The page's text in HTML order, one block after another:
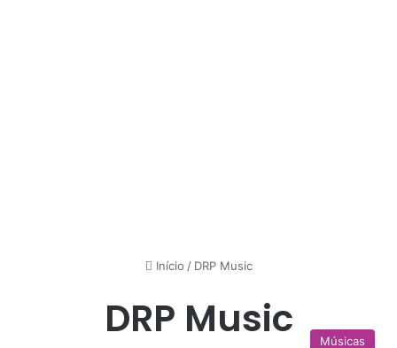
Início / DRP Music
DRP Music Músicas